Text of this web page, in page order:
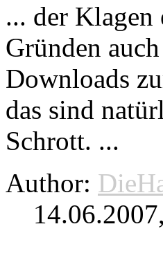
... der Klagen
Gründen
Downloads
das sind
Schrott. ...
Author: